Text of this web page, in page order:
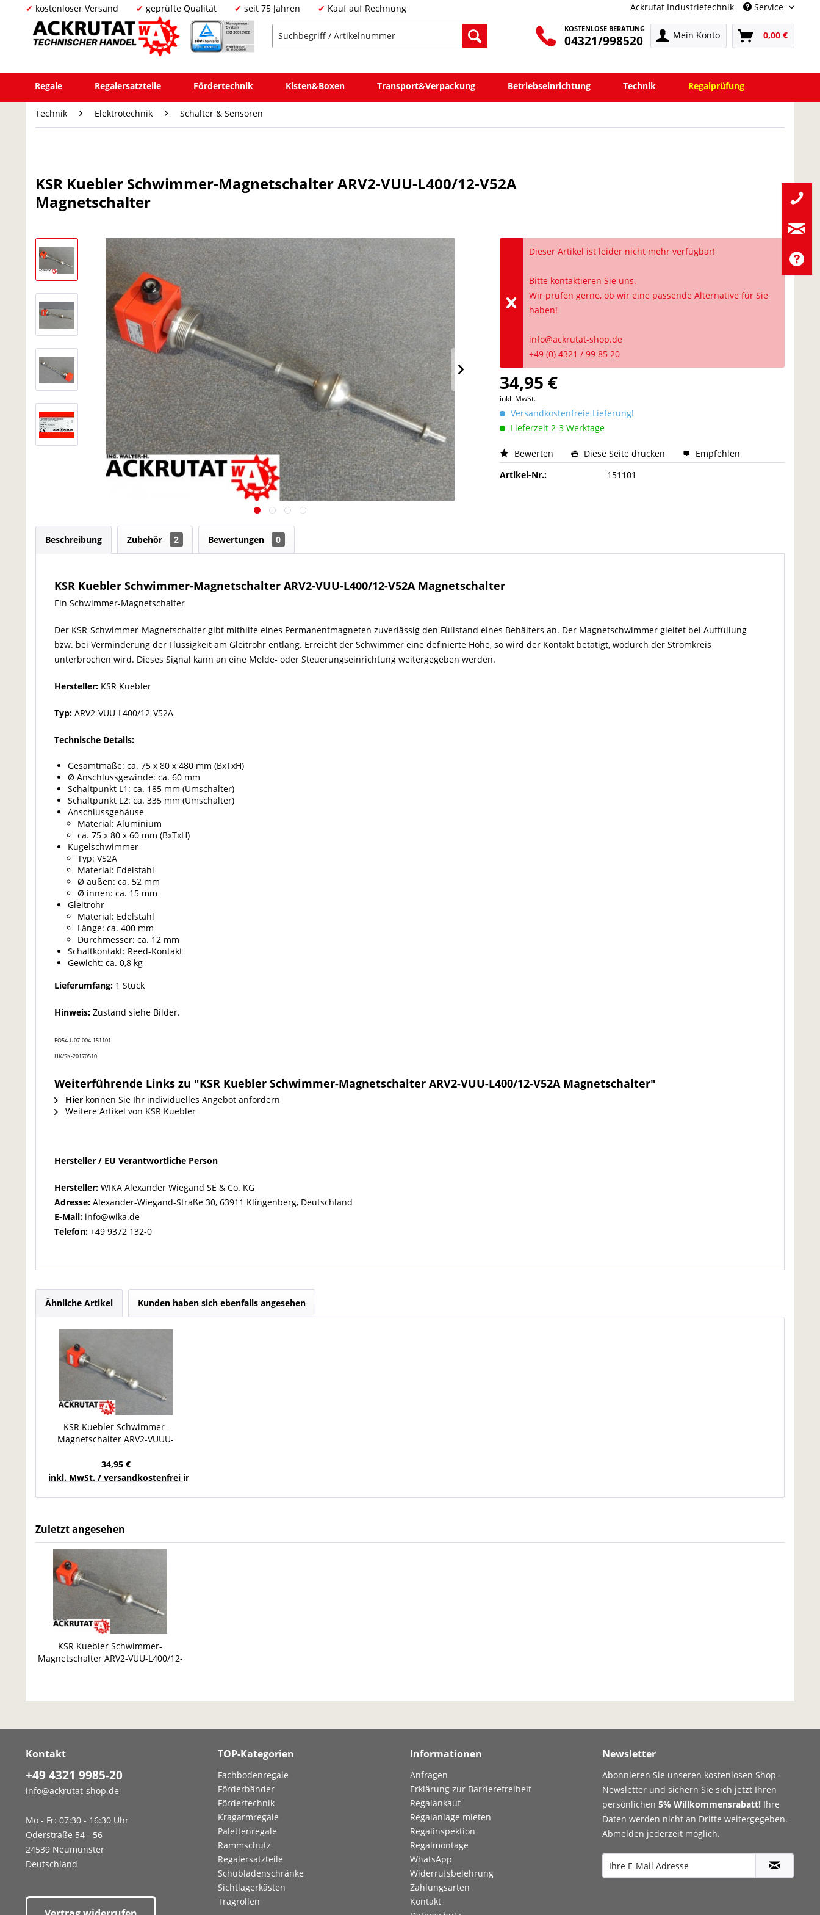
kostenloser Versand geprüfte Qualität seit 75 Jahren Kauf auf Rechnung Ackrutat Industrietechnik Service
KOSTENLOSE BERATUNG
04321/998520 Mein Konto 0,00 €
Regale Regalersatzteile Fördertechnik Kisten&Boxen Transport&Verpackung Betriebseinrichtung Technik Regalprüfung
Technik Elektrotechnik Schalter & Sensoren
KSR Kuebler Schwimmer-Magnetschalter ARV2-VUU-L400/12-V52A
Magnetschalter
Dieser Artikel ist leider nicht mehr verfügbar!
Bitte kontaktieren Sie uns.
Wir prüfen gerne, ob wir eine passende Alternative für Sie
haben!
info@ackrutat-shop.de
+49 (0) 4321 / 99 85 20
34,95 €
inkl. MwSt.
Versandkostenfreie Lieferung!
Lieferzeit 2-3 Werktage
Bewerten Diese Seite drucken
Empfehlen
Artikel-Nr.:
151101
Beschreibung Zubehör 2 Bewertungen 0
KSR Kuebler Schwimmer-Magnetschalter ARV2-VUU-L400/12-V52A Magnetschalter
Ein Schwimmer-Magnetschalter
Der KSR-Schwimmer-Magnetschalter gibt mithilfe eines Permanentmagneten zuverlässig den Füllstand eines Behälters an. Der Magnetschwimmer gleitet bei Auffüllung
bzw. bei Verminderung der Flüssigkeit am Gleitrohr entlang. Erreicht der Schwimmer eine definierte Höhe, so wird der Kontakt betätigt, wodurch der Stromkreis
unterbrochen wird. Dieses Signal kann an eine Melde- oder Steuerungseinrichtung weitergegeben werden.
Hersteller: KSR Kuebler
Typ: ARV2-VUU-L400/12-V52A
Technische Details:
Gesamtmaße: ca. 75 x 80 x 480 mm (BxTxH)
Ø Anschlussgewinde: ca. 60 mm
Schaltpunkt L1: ca. 185 mm (Umschalter)
Schaltpunkt L2: ca. 335 mm (Umschalter)
Anschlussgehäuse
Material: Aluminium
ca. 75 x 80 x 60 mm (BxTxH)
Kugelschwimmer
Typ: V52A
Material: Edelstahl
Ø außen: ca. 52 mm
Ø innen: ca. 15 mm
Gleitrohr
Material: Edelstahl
Länge: ca. 400 mm
Durchmesser: ca. 12 mm
Schaltkontakt: Reed-Kontakt
Gewicht: ca. 0,8 kg
Lieferumfang: 1 Stück
Hinweis: Zustand siehe Bilder.
EO54-U07-004-151101
HK/SK-20170510
Weiterführende Links zu "KSR Kuebler Schwimmer-Magnetschalter ARV2-VUU-L400/12-V52A Magnetschalter"
Hier können Sie Ihr individuelles Angebot anfordern
Weitere Artikel von KSR Kuebler
Hersteller / EU Verantwortliche Person
Hersteller: WIKA Alexander Wiegand SE & Co. KG
Adresse: Alexander-Wiegand-Straße 30, 63911 Klingenberg, Deutschland
E-Mail: info@wika.de
Telefon: +49 9372 132-0
Ähnliche Artikel Kunden haben sich ebenfalls angesehen
KSR Kuebler Schwimmer-
Magnetschalter ARV2-VUUU-
34,95 €
inkl. MwSt. / versandkostenfrei innerhalb Deutschlands
Zuletzt angesehen
KSR Kuebler Schwimmer-
Magnetschalter ARV2-VUU-L400/12-
Kontakt
+49 4321 9985-20
info@ackrutat-shop.de
Mo - Fr: 07:30 - 16:30 Uhr
Oderstraße 54 - 56
24539 Neumünster
Deutschland
TOP-Kategorien
Fachbodenregale
Förderbänder
Fördertechnik
Kragarmregale
Palettenregale
Rammschutz
Regalersatzteile
Schubladenschränke
Sichtlagerkästen
Tragrollen
Informationen
Anfragen
Erklärung zur Barrierefreiheit
Regalankauf
Regalanlage mieten
Regalinspektion
Regalmontage
WhatsApp
Widerrufsbelehrung
Zahlungsarten
Kontakt
Newsletter
Abonnieren Sie unseren kostenlosen Shop-
Newsletter und sichern Sie sich jetzt Ihren
persönlichen 5% Willkommensrabatt! Ihre
Daten werden nicht an Dritte weitergegeben.
Abmelden jederzeit möglich.